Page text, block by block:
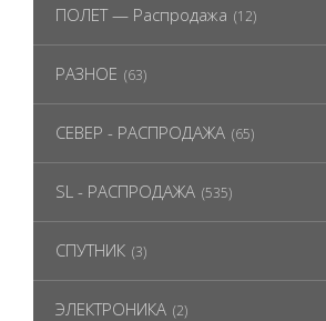
ПОЛЕТ — Распродажа (12)
РАЗНОЕ (63)
СЕВЕР - РАСПРОДАЖА (65)
SL - РАСПРОДАЖА (535)
СПУТНИК (3)
ЭЛЕКТРОНИКА (2)